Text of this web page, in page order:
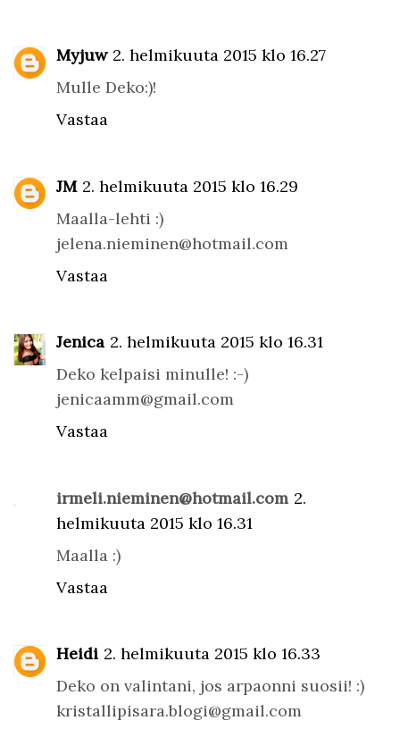
Myjuw 2. helmikuuta 2015 klo 16.27
Mulle Deko:)!
Vastaa
JM 2. helmikuuta 2015 klo 16.29
Maalla-lehti :)
jelena.nieminen@hotmail.com
Vastaa
Jenica 2. helmikuuta 2015 klo 16.31
Deko kelpaisi minulle! :-)
jenicaamm@gmail.com
Vastaa
irmeli.nieminen@hotmail.com 2.
helmikuuta 2015 klo 16.31
Maalla :)
Vastaa
Heidi 2. helmikuuta 2015 klo 16.33
Deko on valintani, jos arpaonni suosii! :)
kristallipisara.blogi@gmail.com